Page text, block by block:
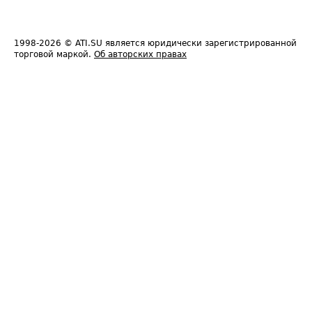
1998-2026 © ATI.SU является юридически зарегистрированной
торговой маркой. Об авторских правах